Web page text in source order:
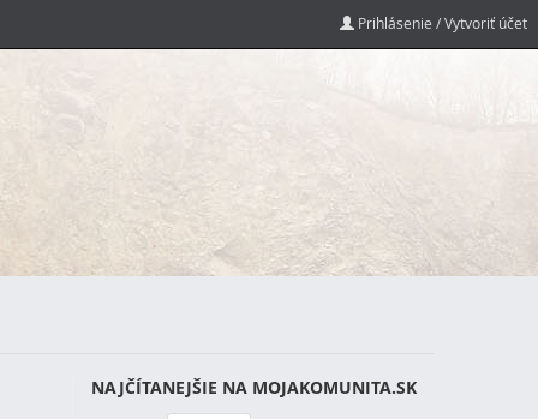
Prihlásenie / Vytvoriť účet
NAJČÍTANEJŠIE NA MOJAKOMUNITA.SK